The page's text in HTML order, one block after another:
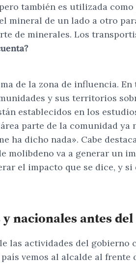
también es utilizada
de un lado a otro
de minerales. Los
de la zona de influencia.
y sus territorios
establecidos en los
parte de la comunidad ya
ha dicho nada». Cabe
molibdeno va a generar un
el impacto que se dice, y
nacionales antes
las actividades del
vemos al alcalde al frente